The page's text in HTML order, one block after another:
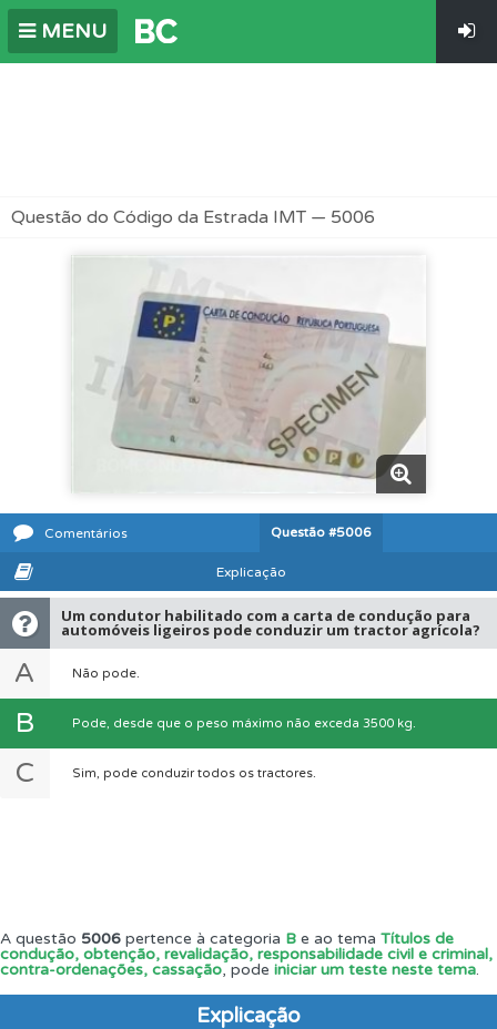
MENU
Questão do Código da Estrada IMT — 5006
Comentários Questão #5006
Explicação
Um condutor habilitado com a carta de condução para
automóveis ligeiros pode conduzir um tractor agrícola?
A Não pode.
B Pode, desde que o peso máximo não exceda 3500 kg.
C Sim, pode conduzir todos os tractores.
A questão 5006 pertence à categoria B e ao tema Títulos de
condução, obtenção, revalidação, responsabilidade civil e criminal,
contra-ordenações, cassação, pode iniciar um teste neste tema.
Explicação